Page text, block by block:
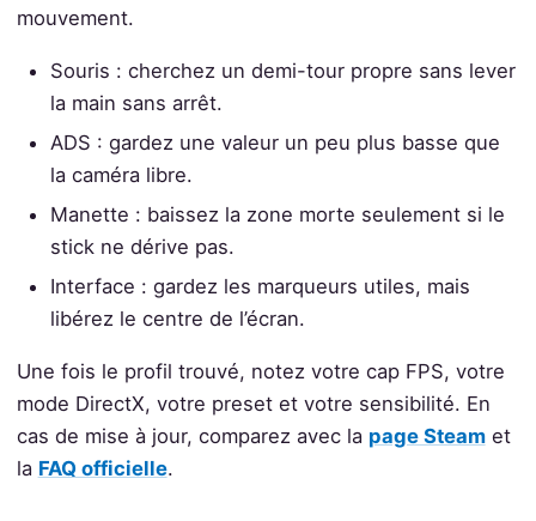
mouvement.
Souris : cherchez un demi-tour propre sans lever
la main sans arrêt.
ADS : gardez une valeur un peu plus basse que
la caméra libre.
Manette : baissez la zone morte seulement si le
stick ne dérive pas.
Interface : gardez les marqueurs utiles, mais
libérez le centre de l’écran.
Une fois le profil trouvé, notez votre cap FPS, votre
mode DirectX, votre preset et votre sensibilité. En
cas de mise à jour, comparez avec la page Steamet
la FAQ officielle.